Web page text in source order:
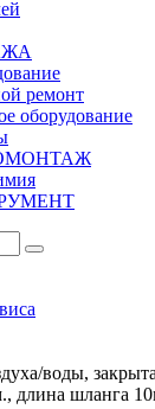
ремонт
оборудование
воды,
длина шланга